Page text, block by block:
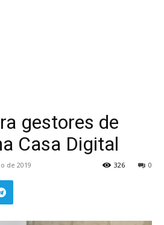
gestores de
Casa Digital
de 2019 0
326